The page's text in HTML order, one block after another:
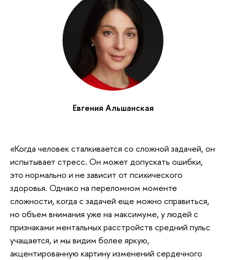
Евгения Альшанская
«Когда человек сталкивается со сложной задачей, он
испытывает стресс. Он может допускать ошибки,
это нормально и не зависит от психического
здоровья. Однако на переломном моменте
сложности, когда с задачей еще можно справиться,
но объем внимания уже на максимуме, у людей с
признаками ментальных расстройств средний пульс
учащается, и мы видим более яркую,
акцентированную картину изменений сердечного